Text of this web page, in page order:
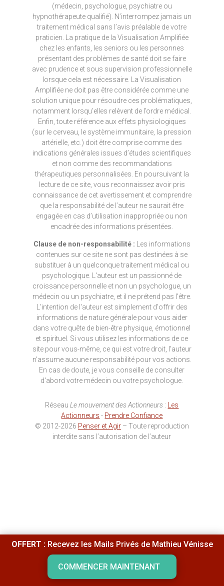
(médecin, psychologue, psychiatre ou
hypnothérapeute qualifié). N’interrompez jamais un
traitement médical sans l’avis préalable de votre
praticien. La pratique de la Visualisation Amplifiée
chez les enfants, les seniors ou les personnes
présentant des problèmes de santé doit se faire
avec prudence et sous supervision professionnelle
lorsque cela est nécessaire. La Visualisation
Amplifiée ne doit pas être considérée comme une
solution unique pour résoudre ces problématiques,
notamment lorsqu’elles relèvent de l’ordre médical.
Enfin, toute référence aux effets physiologiques
(sur le cerveau, le système immunitaire, la pression
artérielle, etc.) doit être comprise comme des
indications générales issues d’études scientifiques
et non comme des recommandations
thérapeutiques personnalisées. En poursuivant la
lecture de ce site, vous reconnaissez avoir pris
connaissance de cet avertissement et comprendre
que la responsabilité de l’auteur ne saurait être
engagée en cas d’utilisation inappropriée ou non
encadrée des informations présentées.
Clause de non-responsabilité : Les informations
contenues sur ce site ne sont pas destinées à se
substituer à un quelconque traitement médical ou
psychologique. L'auteur est un passionné de
croissance personnelle et non un psychologue, un
médecin ou un psychiatre, et il ne prétend pas l'être.
L'intention de l'auteur est simplement d'offrir des
informations de nature générale pour vous aider
dans votre quête de bien-être physique, émotionnel
et spirituel. Si vous utilisez les informations de ce
site pour vous-même, ce qui est votre droit, l'auteur
n'assume aucune responsabilité pour vos actions.
En cas de doute, je vous conseille de consulter
d'abord votre médecin ou votre psychologue.
RéseauLe mouvement des Actionneurs :
Les
Actionneurs - Prendre Confiance
© 2012-2026 Penser et Agir– Toute reproduction
interdite sans l’autorisation de l’auteur
OFFERT :Recevez les Mails Privés de Mathieu Vénisse
COMMENCER MAINTENANT